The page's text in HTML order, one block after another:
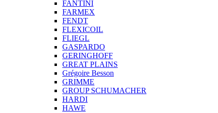
FANTINI
FARMEX
FENDT
FLEXICOIL
FLIEGL
GASPARDO
GERINGHOFF
GREAT PLAINS
Grégoire Besson
GRIMME
GROUP SCHUMACHER
HARDI
HAWE